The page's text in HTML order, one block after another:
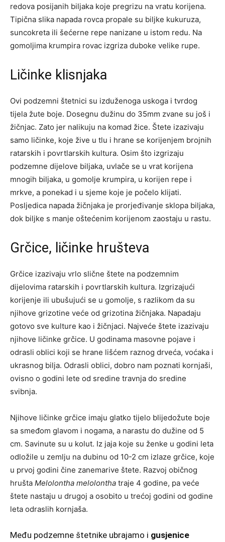
redova posijanih biljaka koje pregrizu na vratu korijena.
Tipična slika napada rovca propale su biljke kukuruza,
suncokreta ili šećerne repe nanizane u istom redu. Na
gomoljima krumpira rovac izgriza duboke velike rupe.
Ličinke klisnjaka
Ovi podzemni štetnici su izduženoga uskoga i tvrdog
tijela žute boje. Dosegnu dužinu do 35mm zvane su još i
žičnjac. Zato jer nalikuju na komad žice. Štete izazivaju
samo ličinke, koje žive u tlu i hrane se korijenjem brojnih
ratarskih i povrtlarskih kultura. Osim što izgrizaju
podzemne dijelove biljaka, uvlače se u vrat korijena
mnogih biljaka, u gomolje krumpira, u korijen repe i
mrkve, a ponekad i u sjeme koje je počelo klijati.
Posljedica napada žičnjaka je prorjeđivanje sklopa biljaka,
dok biljke s manje oštećenim korijenom zaostaju u rastu.
Grčice, ličinke hrušteva
Grčice izazivaju vrlo slične štete na podzemnim
dijelovima ratarskih i povrtlarskih kultura. Izgrizajući
korijenje ili ubušujući se u gomolje, s razlikom da su
njihove grizotine veće od grizotina žičnjaka. Napadaju
gotovo sve kulture kao i žičnjaci. Najveće štete izazivaju
njihove ličinke grčice. U godinama masovne pojave i
odrasli oblici koji se hrane lišćem raznog drveća, voćaka i
ukrasnog bilja. Odrasli oblici, dobro nam poznati kornjaši,
ovisno o godini lete od sredine travnja do sredine
svibnja.
Njihove ličinke grčice imaju glatko tijelo blijedožute boje
sa smeđom glavom i nogama, a narastu do dužine od 5
cm. Savinute su u kolut. Iz jaja koje su ženke u godini leta
odložile u zemlju na dubinu od 10-2 cm izlaze grčice, koje
u prvoj godini čine zanemarive štete. Razvoj običnog
hrušta Melolontha melolontha traje 4 godine, pa veće
štete nastaju u drugoj a osobito u trećoj godini od godine
leta odraslih kornjaša.
Među podzemne štetnike ubrajamo i gusjenice